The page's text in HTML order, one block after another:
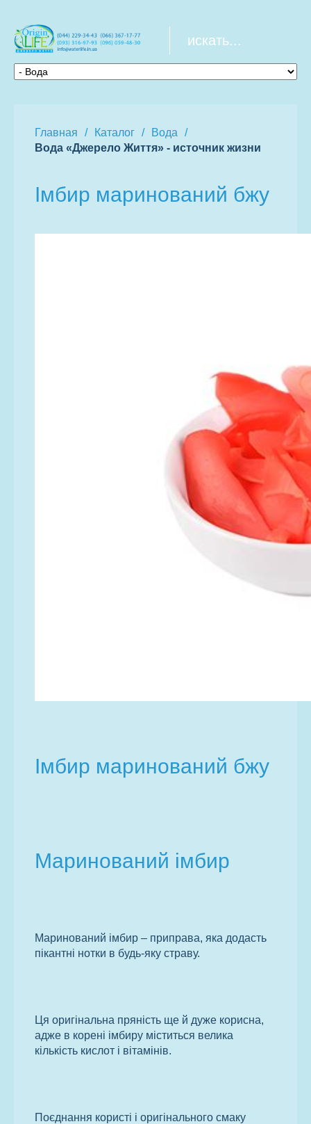
Главная Каталог
Вода
Вода «Джерело Життя» - источник жизни
Імбир маринований бжу
Імбир маринований бжу
Маринований імбир
Маринований імбир – приправа, яка додасть
пікантні нотки в будь-яку страву.
Ця оригінальна пряність ще й дуже корисна,
адже в корені імбиру міститься велика
кількість кислот і вітамінів.
Поєднання користі і оригінального смаку